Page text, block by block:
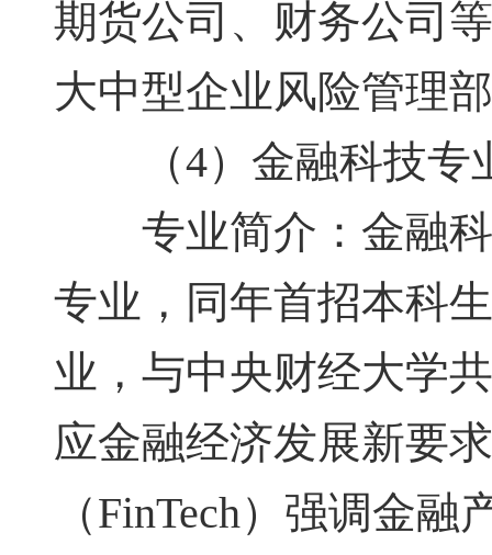
期货公司、财务公司
大中型企业风险管理
（4）金融科技专
专业简介：金融科
专业，同年首招本科
业，与中央财经大学
应金融经济发展新要
（FinTech）强调金